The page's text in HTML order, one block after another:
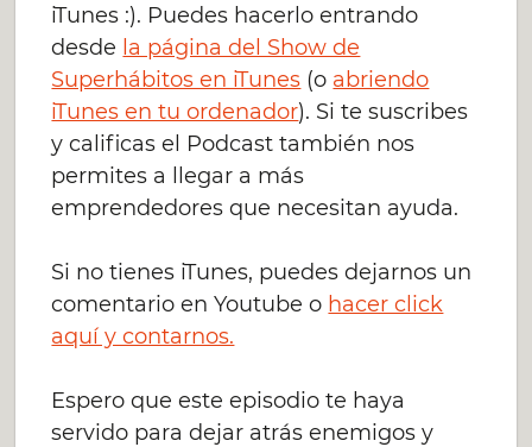
iTunes :). Puedes hacerlo entrando
desde la página del Show de
Superhábitos en iTunes (o abriendo
iTunes en tu ordenador). Si te suscribes
y calificas el Podcast también nos
permites a llegar a más
emprendedores que necesitan ayuda.
Si no tienes iTunes, puedes dejarnos un
comentario en Youtube o hacer click
aquí y contarnos.
Espero que este episodio te haya
servido para dejar atrás enemigos y